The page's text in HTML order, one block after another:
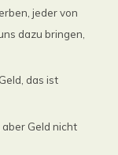
jeder von
dazu bringen,
das ist
Geld nicht